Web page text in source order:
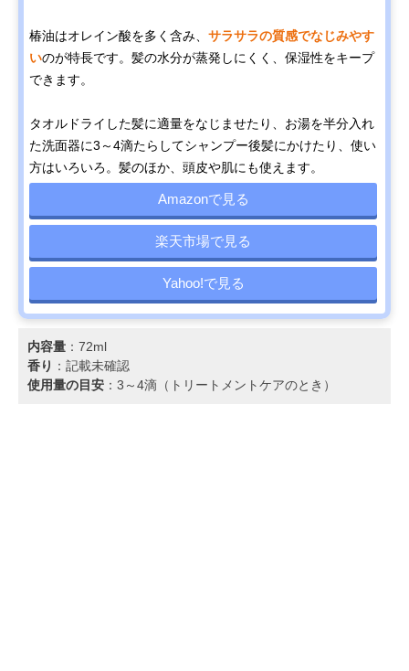
椿油はオレイン酸を多く含み、 サラサラの質感でなじみやす
いのが特長です。髪の水分が蒸発しにくく、保湿性をキープ
できます。
タオルドライした髪に適量をなじませたり、お湯を半分入れ
た洗面器に3～4滴たらしてシャンプー後髪にかけたり、使い
方はいろいろ。髪のほか、頭皮や肌にも使えます。
Amazonで見る
楽天市場で見る
Yahoo!で見る
内容量 ：72ml
香り ：記載未確認
使用量の目安 ：3～4滴（トリートメントケアのとき）